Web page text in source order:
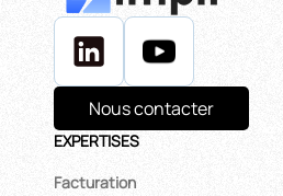
Nous contacter
EXPERTISES
Facturation